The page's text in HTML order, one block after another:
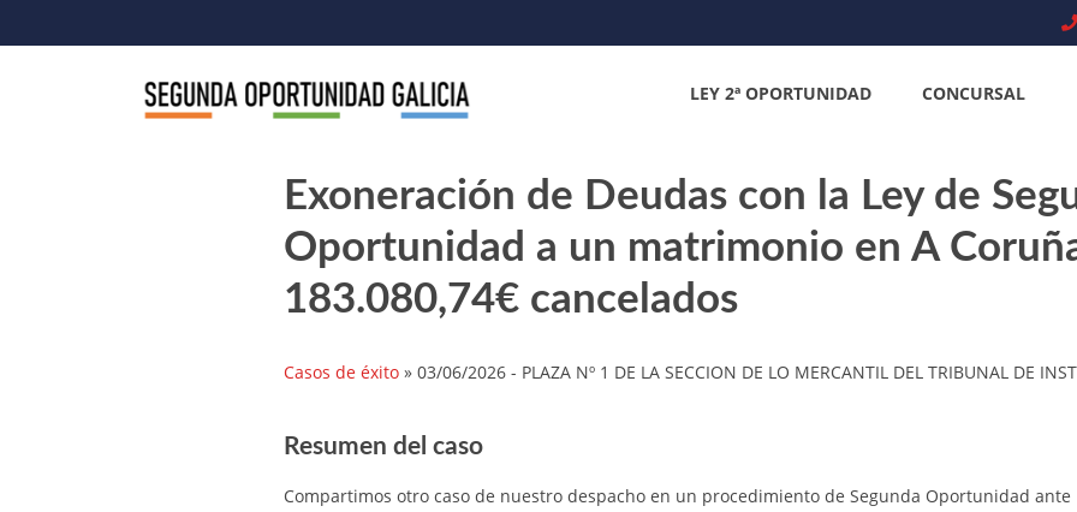
to
LEY 2ª OPORTUNIDAD
CONCURSAL
Exoneración de Deudas con la Ley de
Oportunidad a un matrimonio en A
183.080,74€ cancelados
Casos de éxito » 03/06/2026 - PLAZA Nº 1 DE LA SECCION DE LO MERCANTIL DEL TRIBUNAL DE
Resumen del caso
Compartimos otro caso de nuestro despacho en un procedimiento de Segunda Oportunidad